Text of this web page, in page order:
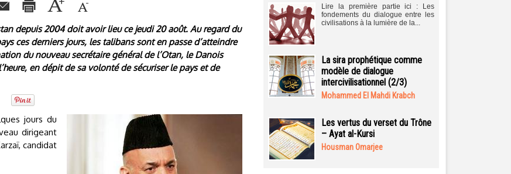
depuis 2004 doit avoir lieu ce jeudi 20 août. Au regard du
ces derniers jours, les talibans sont en passe d’atteindre
du nouveau secrétaire général de l’Otan, le Danois
en dépit de sa volonté de sécuriser le pays et de
jours du
dirigeant
candidat
Lire la première partie ici : Les
fondements du dialogue entre les
civilisations à la lumière de la...
La sira prophétique comme
modèle de dialogue
intercivilisationnel (2/3)
Mohammed El Mahdi Krabch
Les vertus du verset du Trône
– Ayat al-Kursi
Housman Omarjee